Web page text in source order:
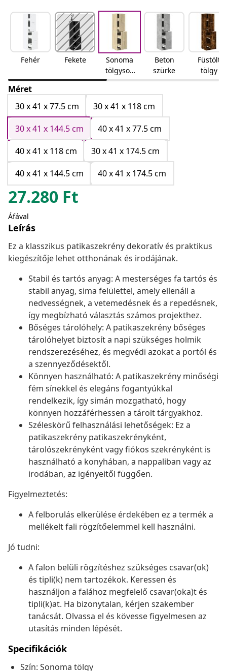
Fehér Fekete
Sonoma
tölgyson
oma
tölgy
Beton
szürke
Füstölt
tölgy
Méret
30 x 41 x 77.5 cm
30 x 41 x 118 cm
30 x 41 x 144.5 cm
40 x 41 x 77.5 cm
40 x 41 x 118 cm
30 x 41 x 174.5 cm
40 x 41 x 144.5 cm
40 x 41 x 174.5 cm
27.280 Ft
Áfával
Leírás
Ez a klasszikus patikaszekrény dekoratív és praktikus
kiegészítője lehet otthonának és irodájának.
Stabil és tartós anyag: A mesterséges fa tartós és
stabil anyag, sima felülettel, amely ellenáll a
nedvességnek, a vetemedésnek és a repedésnek,
így megbízható választás számos projekthez.
Bőséges tárolóhely: A patikaszekrény bőséges
tárolóhelyet biztosít a napi szükséges holmik
rendszerezéséhez, és megvédi azokat a portól és
a szennyeződésektől.
Könnyen használható: A patikaszekrény minőségi
fém sínekkel és elegáns fogantyúkkal
rendelkezik, így simán mozgatható, hogy
könnyen hozzáférhessen a tárolt tárgyakhoz.
Széleskörű felhasználási lehetőségek: Ez a
patikaszekrény patikaszekrényként,
tárolószekrényként vagy fiókos szekrényként is
használható a konyhában, a nappaliban vagy az
irodában, az igényeitől függően.
Figyelmeztetés:
A felborulás elkerülése érdekében ez a termék a
mellékelt fali rögzítőelemmel kell használni.
Jó tudni:
A falon belüli rögzítéshez szükséges csavar(ok)
és tipli(k) nem tartozékok. Keressen és
használjon a falához megfelelő csavar(oka)t és
tipli(k)at. Ha bizonytalan, kérjen szakember
tanácsát. Olvassa el és kövesse figyelmesen az
utasítás minden lépését.
Specifikációk
Szín: Sonoma tölgy